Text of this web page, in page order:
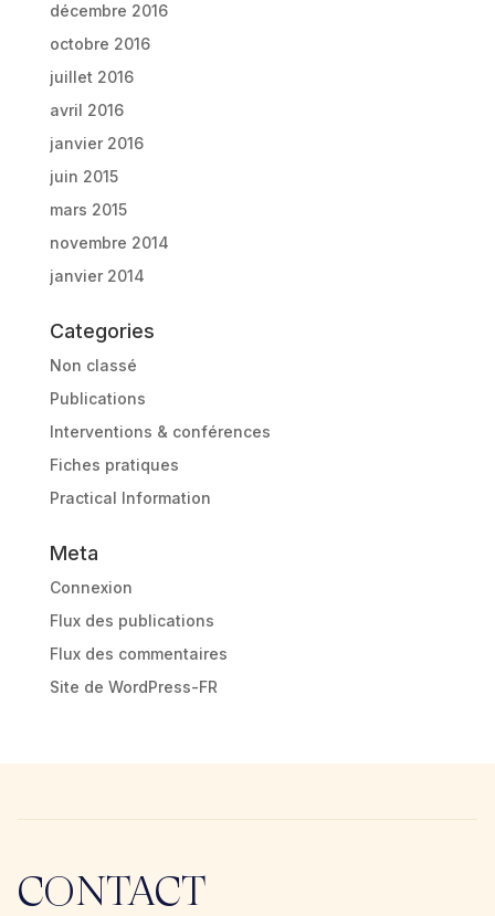
décembre 2016
octobre 2016
juillet 2016
avril 2016
janvier 2016
juin 2015
mars 2015
novembre 2014
janvier 2014
Categories
Non classé
Publications
Interventions & conférences
Fiches pratiques
Practical Information
Meta
Connexion
Flux des publications
Flux des commentaires
Site de WordPress-FR
CONTACT